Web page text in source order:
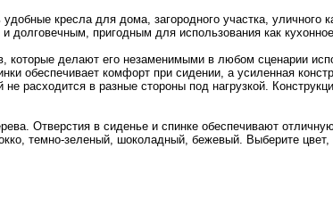
удобные кресла для дома, загородного участка,
пригодным для использования как
которые делают его незаменимыми в любом сценарии
обеспечивает комфорт при сидении, а усиленная
расходится в разные стороны под нагрузкой.
Отверстия в сиденье и спинке обеспечивают
темно-зеленый, шоколадный, бежевый. Выберите